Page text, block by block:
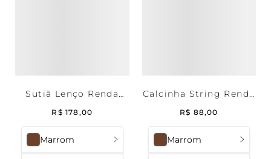
Marrom
Sutiã Lenço Renda
Deep Brown
R$ 178,00
Marrom
Calcinha String Renda
Deep Brown
R$ 88,00